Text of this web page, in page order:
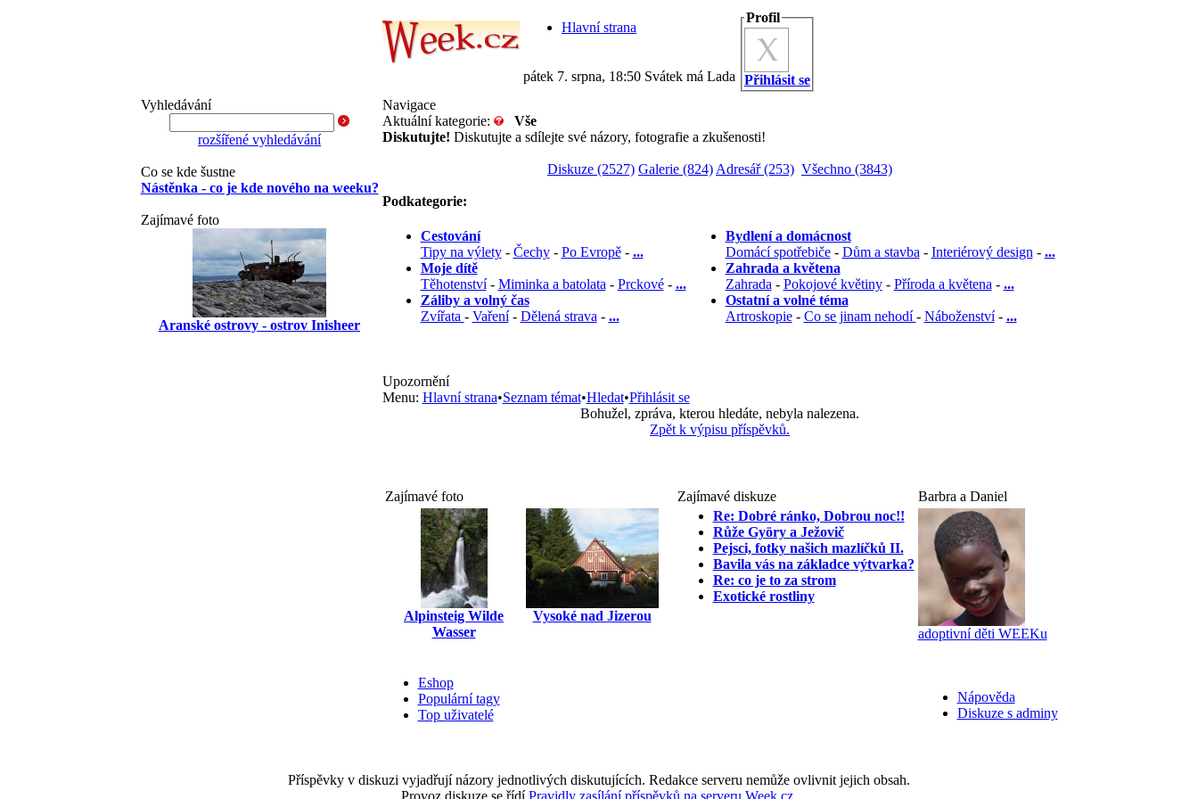
Hlavní strana
pátek 7. srpna, 18:50 Svátek má Lada
Profil
Přihlásit se
Vyhledávání
rozšířené vyhledávání
Co se kde šustne
Nástěnka - co je kde nového na weeku?
Zajímavé foto
Aranské ostrovy - ostrov Inisheer
Navigace
Aktuální kategorie:
Vše
Diskutujte! Diskutujte a sdílejte své názory, fotografie a zkušenosti!
Diskuze (2527) Galerie (824) Adresář (253) Všechno (3843)
Podkategorie:
Cestování
Tipy na výlety- Čechy- Po Evropě- ...
Moje dítě
Těhotenství- Miminka a batolata - Prckové- ...
Záliby a volný čas
Zvířata - Vaření- Dělená strava - ...
Bydlení a domácnost
Domácí spotřebiče- Dům a stavba - Interiérový design - ...
Zahrada a květena
Zahrada - Pokojové květiny- Příroda a květena - ...
Ostatní a volné téma
Artroskopie- Co se jinam nehodí- Náboženství- ...
Upozornění
Menu: Hlavní strana•Seznam témat•Hledat•Přihlásit se
Bohužel, zpráva, kterou hledáte, nebyla nalezena.
Zpět k výpisu příspěvků.
Zajímavé foto Zajímavé diskuze Barbra a Daniel
Alpinsteig Wilde
Wasser
Vysoké nad Jizerou
Re: Dobré ránko, Dobrou noc!!
Růže Györy a Ježovič
Pejsci, fotky našich mazlíčků II.
Bavila vás na základce výtvarka?
Re: co je to za strom
Exotické rostliny
adoptivní děti WEEKu
Nápověda
Diskuze s adminy
Eshop
Populární tagy
Top uživatelé
Příspěvky v diskuzi vyjadřují názory jednotlivých diskutujících. Redakce serveru nemůže ovlivnit jejich obsah.
Provoz diskuze se řídíPravidly zasílání příspěvků na serveru Week.cz